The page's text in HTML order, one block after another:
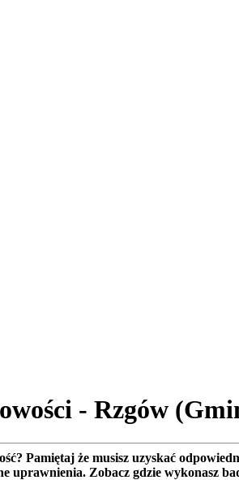
- Rzgów
Pamiętaj że musisz uzyskać
uprawnienia. Zobacz gdzie wykonasz